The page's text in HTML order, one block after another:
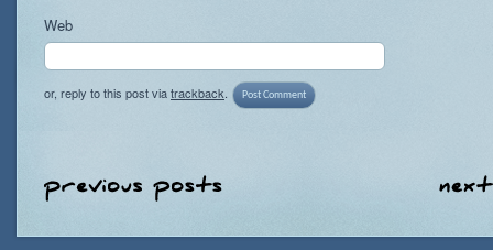
Web
or, reply to this post viatrackback.